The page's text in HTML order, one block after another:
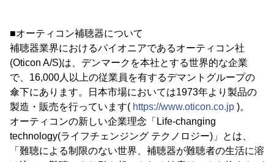
■オーティコン補聴器について
補聴器業界におけるパイオニアであるオーティコン社
(Oticon A/S)は、デンマークを本社とする世界的な企業
で、16,000人以上の従業員を有するデマントグループの
傘下にあります。日本市場においては1973年より製品の
製造・販売を行っています( https://www.oticon.co.jp )。
オーティコンの新しい企業理念「Life-changing
technology(ライフチェンジング テクノロジー)」とは、
「難聴による制限のない世界、補聴器が難聴者の生活に溶